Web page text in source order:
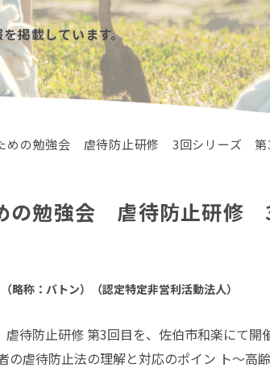
掲載しています。
めの勉強会 虐待防止研修 3回シリーズ 第
の勉強会 虐待防止研修
略称：バトン）（認定特定非営利活動法人）
待防止研修 第3回目を、佐伯市和楽にて開
虐待防止法の理解と対応のポイン ト～高